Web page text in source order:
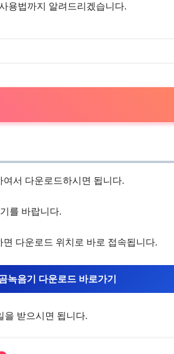
용법까지 알려드리겠습니다.
서 다운로드하시면 됩니다.
를 바랍니다.
다운로드 위치로 바로 접속됩니다.
녹음기 다운로드 바로가기
을 받으시면 됩니다.